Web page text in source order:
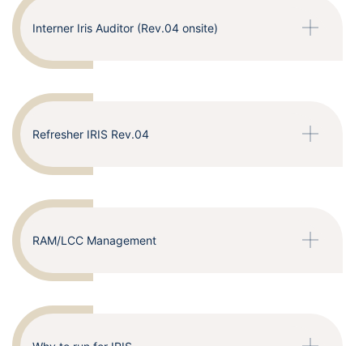
Interner Iris Auditor (Rev.04 onsite)
Refresher IRIS Rev.04
RAM/LCC Management